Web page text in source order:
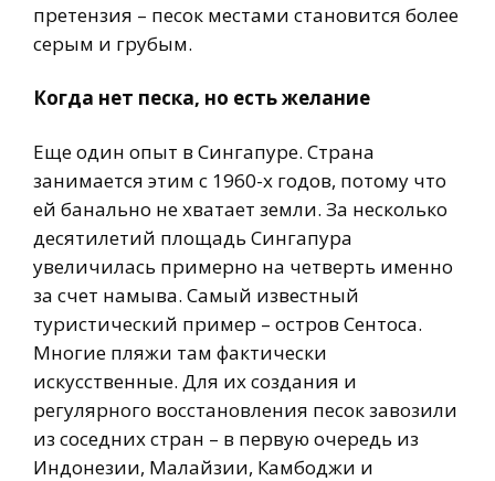
претензия – песок местами становится более
серым и грубым.
Когда нет песка, но есть желание
Еще один опыт в Сингапуре. Страна
занимается этим с 1960-х годов, потому что
ей банально не хватает земли. За несколько
десятилетий площадь Сингапура
увеличилась примерно на четверть именно
за счет намыва. Самый известный
туристический пример – остров Сентоса.
Многие пляжи там фактически
искусственные. Для их создания и
регулярного восстановления песок завозили
из соседних стран – в первую очередь из
Индонезии, Малайзии, Камбоджи и